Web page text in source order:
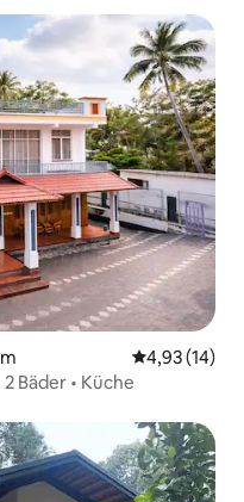
4,93 (14)
Bäder • Küche